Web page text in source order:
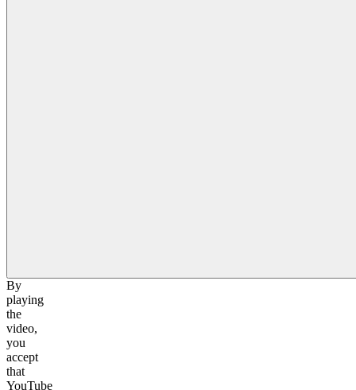
By
playing
the
video,
you
accept
that
YouTube